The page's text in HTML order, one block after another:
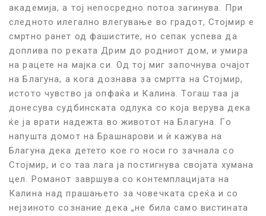
академија, а тој непосредно потоа загинува. При
следното илегално влегување во градот, Стојмир е
смртно ранет од фашистите, но сепак успева да
доплива по реката Дрим до родниот дом, и умира
на рацете на мајка си. Од тој миг започнува очајот
на Благуна, а кога дознава за смртта на Стојмир,
истото чувство ја опфаќа и Калина. Тогаш таа ја
донесува судбинската одлука со која верува дека
ќе ја врати надежта во животот на Благуна. Го
напушта домот на Брашнарови и ѝ кажува на
Благуна дека детето кое го носи го зачнала со
Стојмир, и со таа лага ја постигнува својата хумана
цел. Романот завршува со контемплацијата на
Калина над прашањето за човечката среќа и со
нејзиното сознание дека „не била само вистината